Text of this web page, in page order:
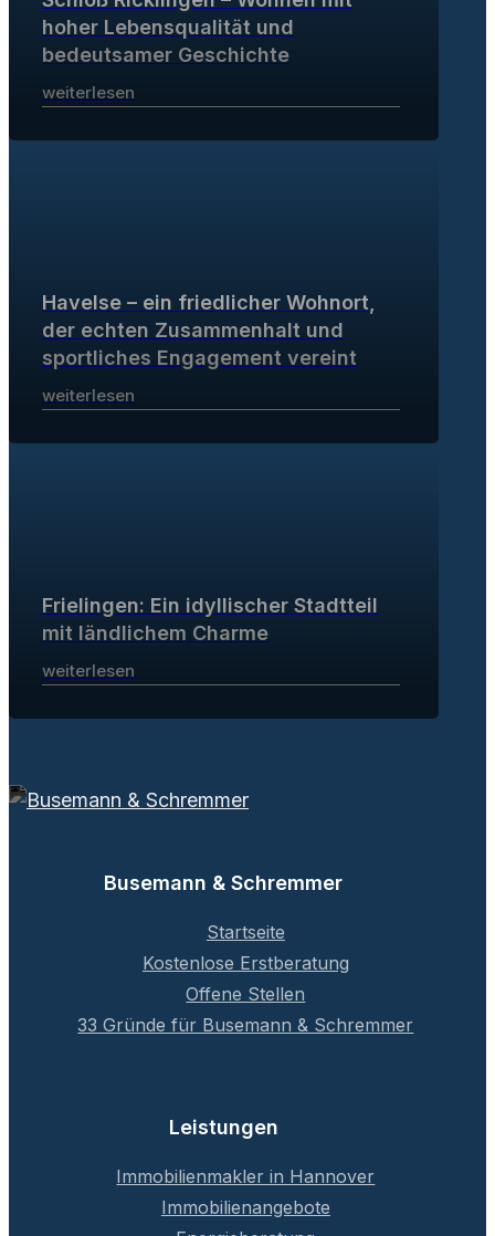
hoher Lebensqualität und
bedeutsamer Geschichte
weiterlesen
Havelse – ein friedlicher Wohnort,
der echten Zusammenhalt und
sportliches Engagement vereint
weiterlesen
Frielingen: Ein idyllischer Stadtteil
mit ländlichem Charme
weiterlesen
Busemann & Schremmer
Startseite
Kostenlose Erstberatung
Offene Stellen
33 Gründe für Busemann & Schremmer
Leistungen
Immobilienmakler in Hannover
Immobilienangebote